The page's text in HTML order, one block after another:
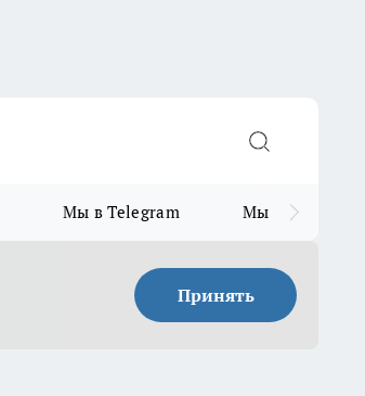
Мы в Telegram Мы в MAX
Принять